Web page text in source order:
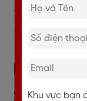
Trong đó nhà
các vấn đề khó
ban lãnh đạo là
Khu vực bạn